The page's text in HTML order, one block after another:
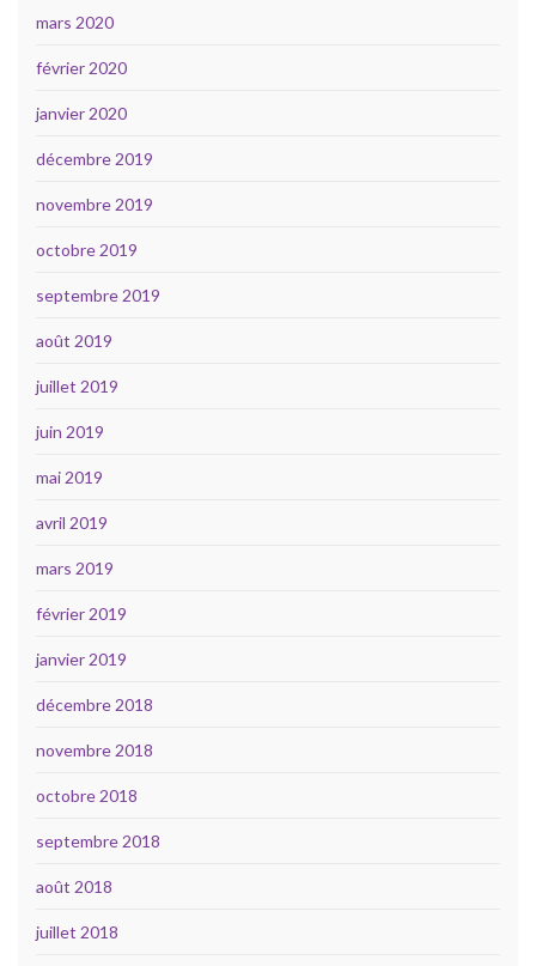
mars 2020
février 2020
janvier 2020
décembre 2019
novembre 2019
octobre 2019
septembre 2019
août 2019
juillet 2019
juin 2019
mai 2019
avril 2019
mars 2019
février 2019
janvier 2019
décembre 2018
novembre 2018
octobre 2018
septembre 2018
août 2018
juillet 2018